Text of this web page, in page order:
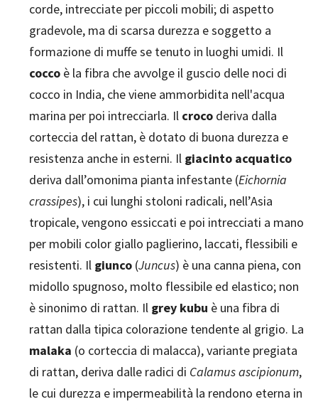
corde, intrecciate per piccoli mobili; di aspetto
gradevole, ma di scarsa durezza e soggetto a
formazione di muffe se tenuto in luoghi umidi. Il
cocco è la fibra che avvolge il guscio delle noci di
cocco in India, che viene ammorbidita nell'acqua
marina per poi intrecciarla. Il croco deriva dalla
corteccia del rattan, è dotato di buona durezza e
resistenza anche in esterni. Il giacinto acquatico
deriva dall’omonima pianta infestante (Eichornia
crassipes), i cui lunghi stoloni radicali, nell’Asia
tropicale, vengono essiccati e poi intrecciati a mano
per mobili color giallo paglierino, laccati, flessibili e
resistenti. Il giunco (Juncus) è una canna piena, con
midollo spugnoso, molto flessibile ed elastico; non
è sinonimo di rattan. Il grey kubu è una fibra di
rattan dalla tipica colorazione tendente al grigio. La
malaka (o corteccia di malacca), variante pregiata
di rattan, deriva dalle radici di Calamus ascipionum,
le cui durezza e impermeabilità la rendono eterna in